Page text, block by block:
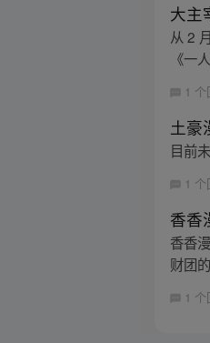
大主
从 2
《一
1 个
土豪
目前
1 个
香香
香香
财团
1